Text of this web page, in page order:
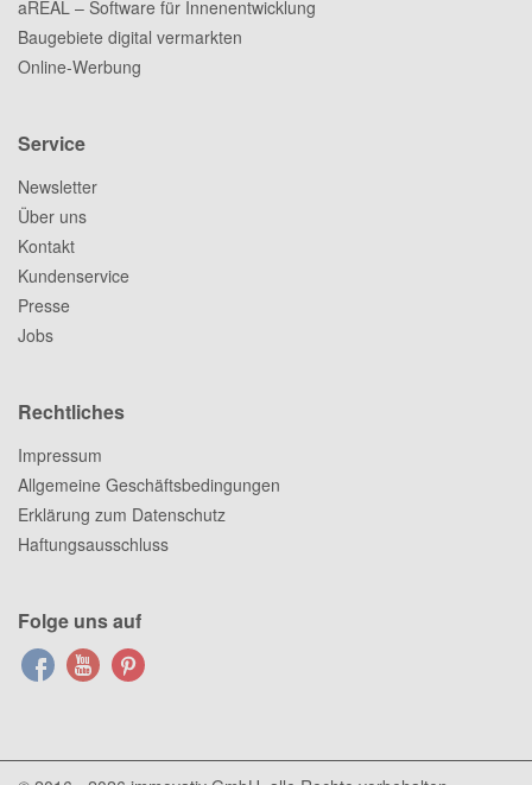
aREAL – Software für Innenentwicklung
Baugebiete digital vermarkten
Online-Werbung
Service
Newsletter
Über uns
Kontakt
Kundenservice
Presse
Jobs
Rechtliches
Impressum
Allgemeine Geschäftsbedingungen
Erklärung zum Datenschutz
Haftungsausschluss
Folge uns auf